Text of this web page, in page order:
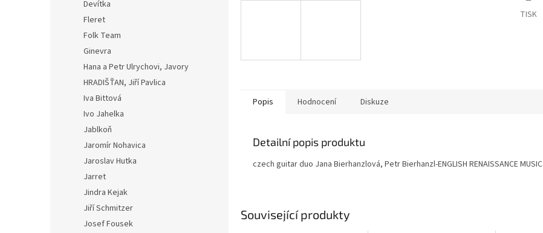
Devítka
Fleret
Folk Team
Ginevra
Hana a Petr Ulrychovi, Javory
HRADIŠŤAN, Jiří Pavlica
Iva Bittová
Ivo Jahelka
Jablkoň
Jaromír Nohavica
Jaroslav Hutka
Jarret
Jindra Kejak
Jiří Schmitzer
Josef Fousek
TISK
Popis Hodnocení Diskuze
Detailní popis produktu
czech guitar duo Jana Bierhanzlová, Petr Bierhanzl-ENGLISH RENAISSANCE MUSIC
Související produkty